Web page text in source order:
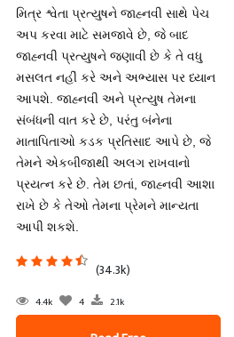
મિત્ર શ્વેતા પ્રત્યુષને જાહ્નવી સાથે પેચ
અપ કરવા માટે સમજાવે છે, જે બાદ
જાહ્નવી પ્રત્યુષને જણાવી છે કે તે વધુ
મસલત નહીં કરે અને અભ્યાસ પર ધ્યાન
આપશે. જાહ્નવી અને પ્રત્યુષ તેમના
સંબંધની વાત કરે છે, પરંતુ બંનેના
માતાપિતાઓ કડક પ્રતિસાદ આપે છે, જે
તેમને એકબીજાથી અલગ રાખવાનો
પ્રયત્ન કરે છે. તેમ છતાં, જાહ્નવી આશા
રાખે છે કે તેઓ તેમના પ્રેમને માન્યતા
આપી શકશે.
(34.3k)
4.4k 4 2.1k